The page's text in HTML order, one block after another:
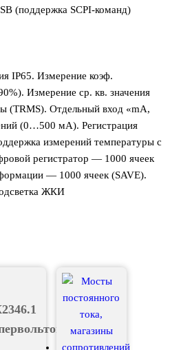
(поддержка SCPI-команд)
IP65. Измерение коэф.
Измерение ср. кв. значения
(TRMS). Отдельный вход «mA,
(0…500 мА). Регистрация
измерений температуры с
регистратор — 1000 ячеек
— 1000 ячеек (SAVE).
ЖКИ